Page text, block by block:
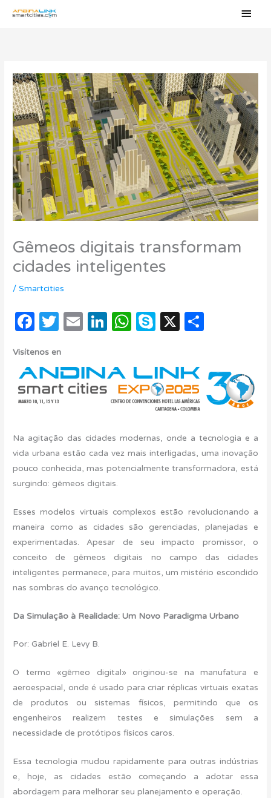
Gêmeos digitais transformam
cidades inteligentes
/Smartcities
F
c
e
b
o
k
T
it
te
r
E
Li
e
dI
W
s
A
p
S
p
e
X
p
ar
r
Visítenos en
Na agitação das cidades modernas, onde a tecnologia e a
vida urbana estão cada vez mais interligadas, uma inovação
pouco conhecida, mas potencialmente transformadora, está
surgindo: gêmeos digitais.
Esses modelos virtuais complexos estão revolucionando a
maneira como as cidades são gerenciadas, planejadas e
experimentadas. Apesar de seu impacto promissor, o
conceito de gêmeos digitais no campo das cidades
inteligentes permanece, para muitos, um mistério escondido
nas sombras do avanço tecnológico.
Da Simulação à Realidade: Um Novo Paradigma Urbano
Por: Gabriel E. Levy B.
O termo «gêmeo digital» originou-se na manufatura e
aeroespacial, onde é usado para criar réplicas virtuais exatas
de produtos ou sistemas físicos, permitindo que os
engenheiros realizem testes e simulações sem a
necessidade de protótipos físicos caros.
Essa tecnologia mudou rapidamente para outras indústrias
e, hoje, as cidades estão começando a adotar essa
abordagem para melhorar seu planejamento e operação.